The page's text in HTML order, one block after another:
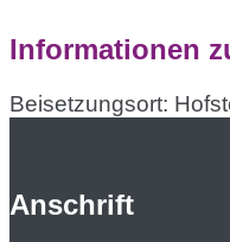
Informationen
Beisetzungsort:
Anschrift